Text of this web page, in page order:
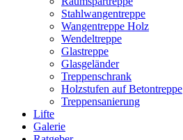
Stahlwangentreppe
Wangentreppe Holz
Wendeltreppe
Glastreppe
Glasgeländer
Treppenschrank
Holzstufen auf Betontreppe
Treppensanierung
Lifte
Galerie